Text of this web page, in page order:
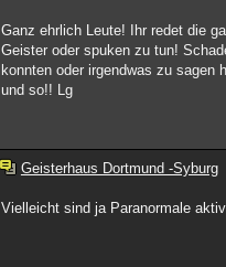
Ganz ehrlich Leute! Ihr redet die
Geister oder spuken zu tun!
konnten oder irgendwas zu
und so!! Lg
Geisterhaus Dortmund -Syburg
Vielleicht sind ja Paranormale